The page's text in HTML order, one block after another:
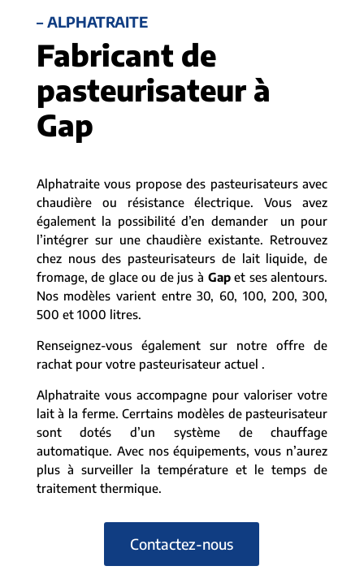
– ALPHATRAITE
Fabricant de
pasteurisateur à
Gap
Alphatraite vous propose des pasteurisateurs avec
chaudière ou résistance électrique. Vous avez
également la possibilité d’en demander un pour
l’intégrer sur une chaudière existante. Retrouvez
chez nous des pasteurisateurs de lait liquide, de
fromage, de glace ou de jus à Gapet ses alentours.
Nos modèles varient entre 30, 60, 100, 200, 300,
500 et 1000 litres.
Renseignez-vous également sur notre offre de
rachat pour votre pasteurisateur actuel .
Alphatraite vous accompagne pour valoriser votre
lait à la ferme. Cerrtains modèles de pasteurisateur
sont dotés d’un système de chauffage
automatique. Avec nos équipements, vous n’aurez
plus à surveiller la température et le temps de
traitement thermique.
Contactez-nous